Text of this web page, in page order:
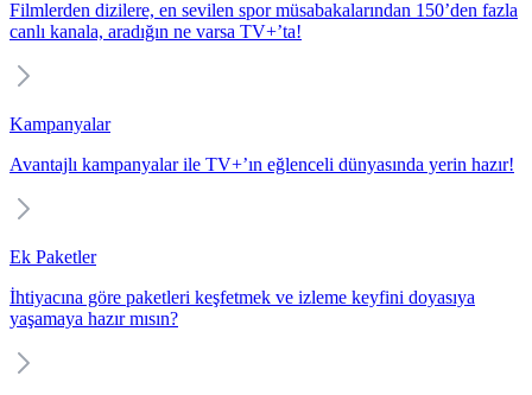
Filmlerden dizilere, en sevilen spor müsabakalarından 150’den fazla
canlı kanala, aradığın ne varsa TV+’ta!
Kampanyalar
Avantajlı kampanyalar ile TV+’ın eğlenceli dünyasında yerin hazır!
Ek Paketler
İhtiyacına göre paketleri keşfetmek ve izleme keyfini doyasıya
yaşamaya hazır mısın?